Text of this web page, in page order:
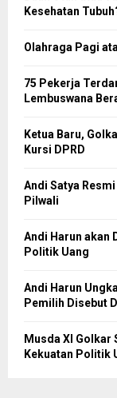
Kesehatan
Olahraga Pagi
75 Pekerja
Lembuswana
Ketua Baru,
Kursi DPRD
Andi Satya
Pilwali
Andi Harun akan
Politik Uang
Andi Harun
Pemilih Disebut
Musda XI Golkar
Kekuatan Politik